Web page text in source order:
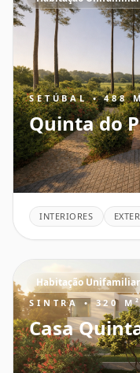
SETÚBAL • 488
Quinta do
INTERIORES
Habitação Unifamiliar
SINTRA • 320 M²
Casa